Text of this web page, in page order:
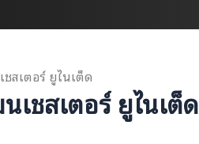
สเตอร์ ยูไนเต็ด
เชสเตอร์ ยูไนเต็ด